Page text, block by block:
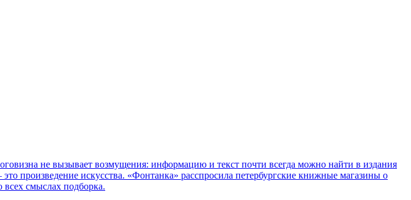
не вызывает возмущения: информацию и текст почти всегда можно найти в издания
произведение искусства. «Фонтанка» расспросила петербургские книжные магазины о
смыслах подборка.